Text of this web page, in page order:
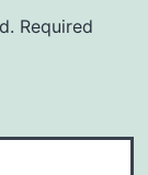
Required